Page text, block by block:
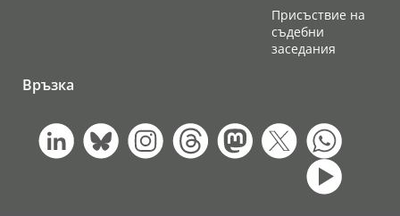
Присъствие на
съдебни
заседания
Връзка